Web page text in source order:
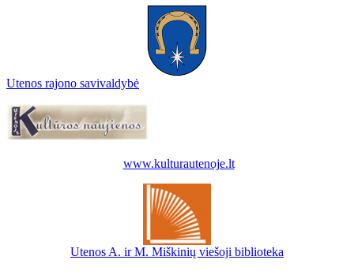
Utenos rajono savivaldybė
www.kulturautenoje.lt
Utenos A. ir M. Miškinių viešoji biblioteka